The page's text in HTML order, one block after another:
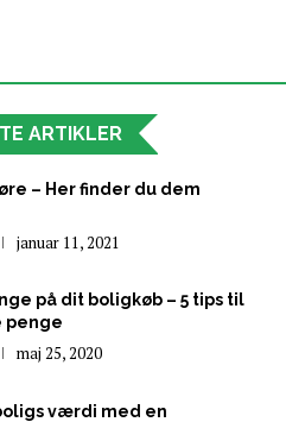
ARTIKLER
– Her finder du dem
januar 11, 2021
på dit boligkøb – 5 tips til
penge
maj 25, 2020
værdi med en